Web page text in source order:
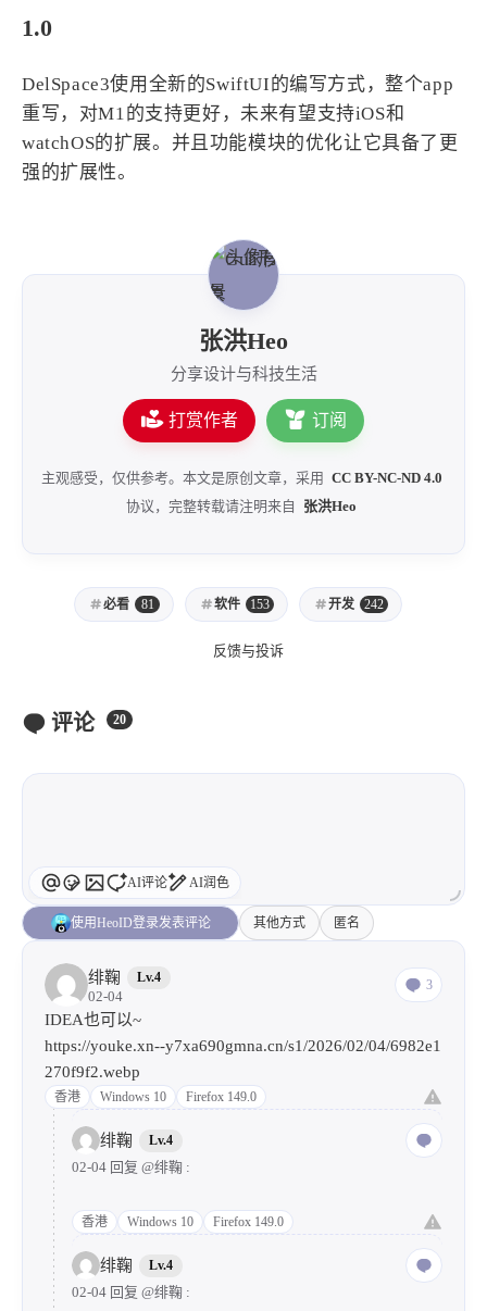
1.0
DelSpace3使用全新的SwiftUI的编写方式，整个app
重写，对M1的支持更好，未来有望支持iOS和
watchOS的扩展。并且功能模块的优化让它具备了更
强的扩展性。
张洪Heo
分享设计与科技生活
打赏作者 订阅
主观感受，仅供参考。本文是原创文章，采用 CC BY-NC-ND 4.0
协议，完整转载请注明来自
张洪Heo
必看 81 软件 153 开发 242
反馈与投诉
评论 20
AI评论 AI润色
使用HeoID登录发表评论 其他方式 匿名
绯鞠 Lv.4
02-04
3
IDEA也可以~
https://youke.xn--y7xa690gmna.cn/s1/2026/02/04/6982e1
270f9f2.webp
香港 Windows 10 Firefox 149.0
绯鞠 Lv.4
02-04 回复 @绯鞠 :
香港 Windows 10 Firefox 149.0
绯鞠 Lv.4
02-04 回复 @绯鞠 :